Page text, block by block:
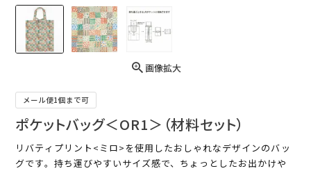
画像拡大
メール便1個まで可
ポケットバッグ＜OR1＞（材料セット）
リバティプリント<ミロ>を使用したおしゃれなデザインのバッ
グです。持ち運びやすいサイズ感で、ちょっとしたお出かけや